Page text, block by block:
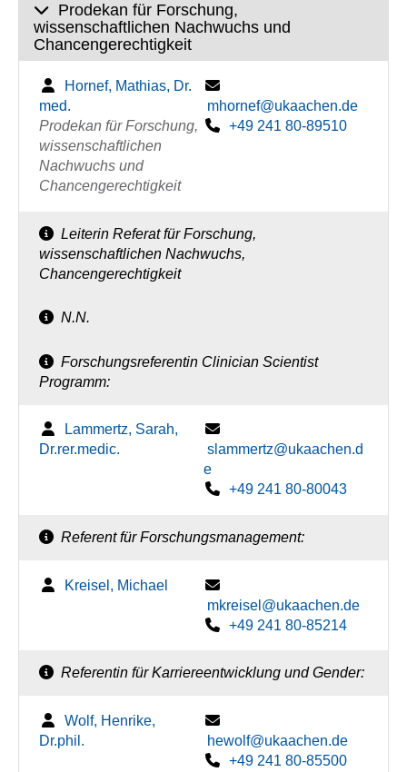
Prodekan für Forschung,
wissenschaftlichen Nachwuchs und
Chancengerechtigkeit
Hornef, Mathias, Dr.
med.
Prodekan für Forschung,
wissenschaftlichen
Nachwuchs und
Chancengerechtigkeit
mhornef@ukaachen.de
+49 241 80-89510
Leiterin Referat für Forschung,
wissenschaftlichen Nachwuchs,
Chancengerechtigkeit
N.N.
Forschungsreferentin Clinician Scientist
Programm:
Lammertz, Sarah,
Dr.rer.medic.
slammertz@ukaachen.d
e
+49 241 80-80043
Referent für Forschungsmanagement:
Kreisel, Michael
mkreisel@ukaachen.de
+49 241 80-85214
Referentin für Karriereentwicklung und Gender:
Wolf, Henrike,
Dr.phil.
hewolf@ukaachen.de
+49 241 80-85500